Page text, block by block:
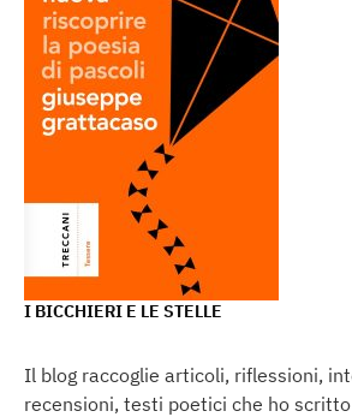
I BICCHIERI E LE STELLE
Il blog raccoglie articoli, riflessioni,
recensioni, testi poetici che ho